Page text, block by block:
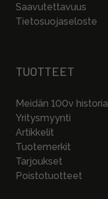
Saavutettavuus
Tietosuojaseloste
TUOTTEET
Meidän 100v historia
Yritysmyynti
Artikkelit
Tuotemerkit
Tarjoukset
Poistotuotteet